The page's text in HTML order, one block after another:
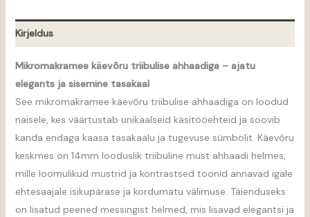
Kirjeldus
Mikromakramee käevõru triibulise ahhaadiga – ajatu
elegants ja sisemine tasakaal
See mikromakramee käevõru triibulise ahhaadiga on loodud
naisele, kes väärtustab unikaalseid käsitööehteid ja soovib
kanda endaga kaasa tasakaalu ja tugevuse sümbolit. Käevõru
keskmes on 14mm looduslik triibuline must ahhaadi helmes,
mille loomulikud mustrid ja kontrastsed toonid annavad igale
ehtesaajale isikupärase ja kordumatu välimuse. Täienduseks
on lisatud peened messingist helmed, mis lisavad elegantsi ja